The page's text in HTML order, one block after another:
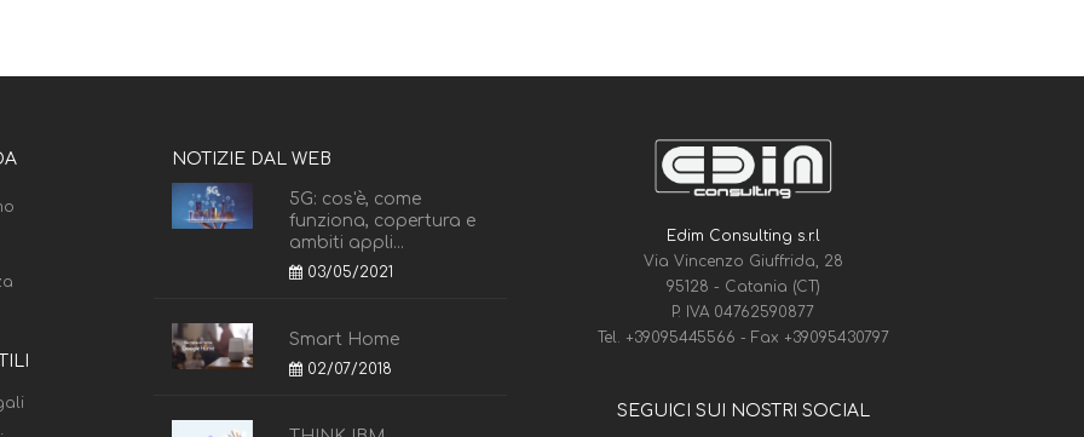
NOTIZIE DAL WEB
5G: cos'è, come
funziona, copertura e
ambiti appli...
03/05/2021
Smart Home
02/07/2018
Edim Consulting s.r.l
Via Vincenzo Giuffrida, 28
95128 - Catania (CT)
P. IVA 04762590877
Tel. +39095445566 - Fax +39095430797
SEGUICI SUI NOSTRI SOCIAL